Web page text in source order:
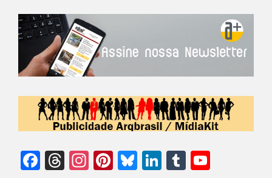
Facebook
Threads
Instagram
Pinterest
Bluesky
LinkedIn
Tumblr